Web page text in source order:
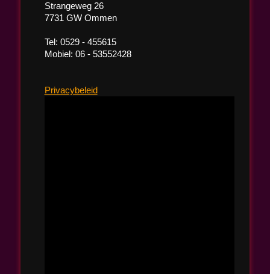
Strangeweg 26
7731 GW Ommen
Tel: 0529 - 455615
Mobiel: 06 - 53552428
Privacybeleid